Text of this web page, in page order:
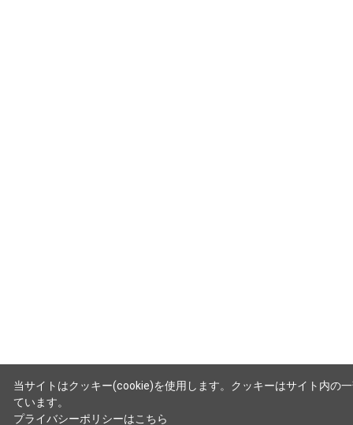
当サイトはクッキー(cookie)を使用します。クッキーはサイト内の
ています。
プライバシーポリシーはこちら